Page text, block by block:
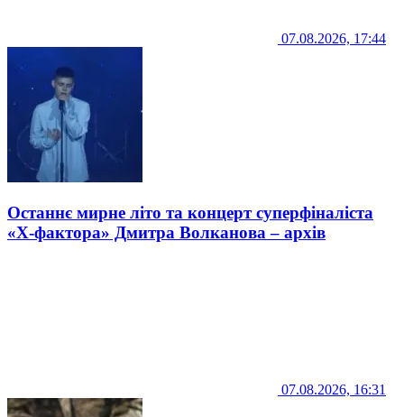
07.08.2026, 17:44
Останнє мирне літо та концерт суперфіналіста
«Х-фактора» Дмитра Волканова – архів
07.08.2026, 16:31